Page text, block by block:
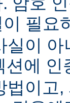
이 필요
실이
션에 인
법이고